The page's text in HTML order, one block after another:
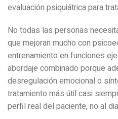
evaluación psiquiátrica para
No todas las personas
que mejoran mucho con
entrenamiento en funciones
abordaje combinado porque
desregulación emocional o
tratamiento más útil casi
perfil real del paciente, no al